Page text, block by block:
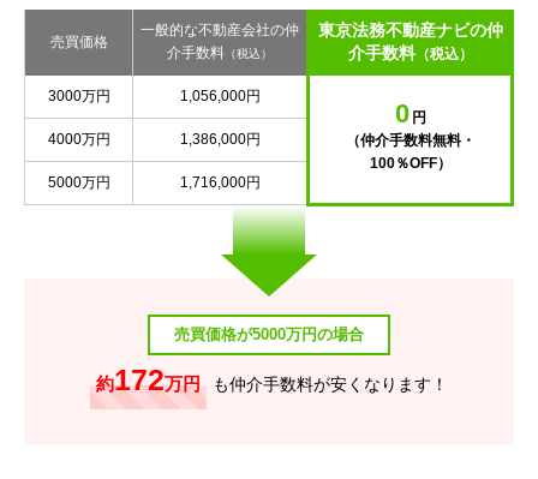
売買価格
一般的な不動産会社の仲
介手数料 （税込）
東京法務不動産ナビの仲
介手数料（税込）
3000万円 1,056,000円
0 円
（仲介手数料無料・
100％OFF）
4000万円 1,386,000円
5000万円 1,716,000円
売買価格が5000万円の場合
約172万円 も仲介手数料が安くなります！